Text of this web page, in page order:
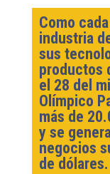
Como
industria
sus
productos
el 28 del
Olímpico
más de
y se
negocios
de dólares.